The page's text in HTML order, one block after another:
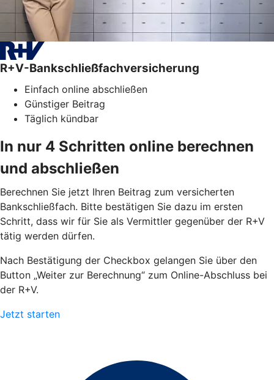
R+V-Bankschließfachversicherung
Einfach online abschließen
Günstiger Beitrag
Täglich kündbar
In nur 4 Schritten online berechnen
und abschließen
Berechnen Sie jetzt Ihren Beitrag zum versicherten
Bankschließfach. Bitte bestätigen Sie dazu im ersten
Schritt, dass wir für Sie als Vermittler gegenüber der R+V
tätig werden dürfen.
Nach Bestätigung der Checkbox gelangen Sie über den
Button „Weiter zur Berechnung“ zum Online-Abschluss bei
der R+V.
Jetzt starten